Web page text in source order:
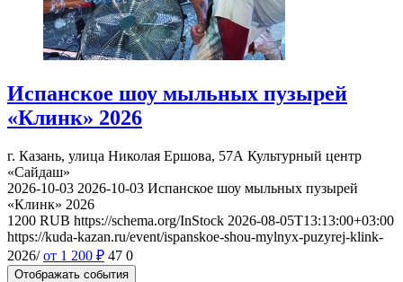
Испанское шоу мыльных пузырей
«Клинк» 2026
г. Казань, улица Николая Ершова, 57А Культурный центр
«Сайдаш»
2026-10-03 2026-10-03 Испанское шоу мыльных пузырей
«Клинк» 2026
1200 RUB https://schema.org/InStock 2026-08-05T13:13:00+03:00
https://kuda-kazan.ru/event/ispanskoe-shou-mylnyx-puzyrej-klink-
2026/ от 1 200 ₽ 47 0
Отображать события